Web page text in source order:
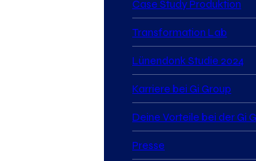
Case Study Produktion
Transformation Lab
Lünendonk Studie 2024
Karriere bei Gi Group
Deine Vorteile bei der Gi
Presse